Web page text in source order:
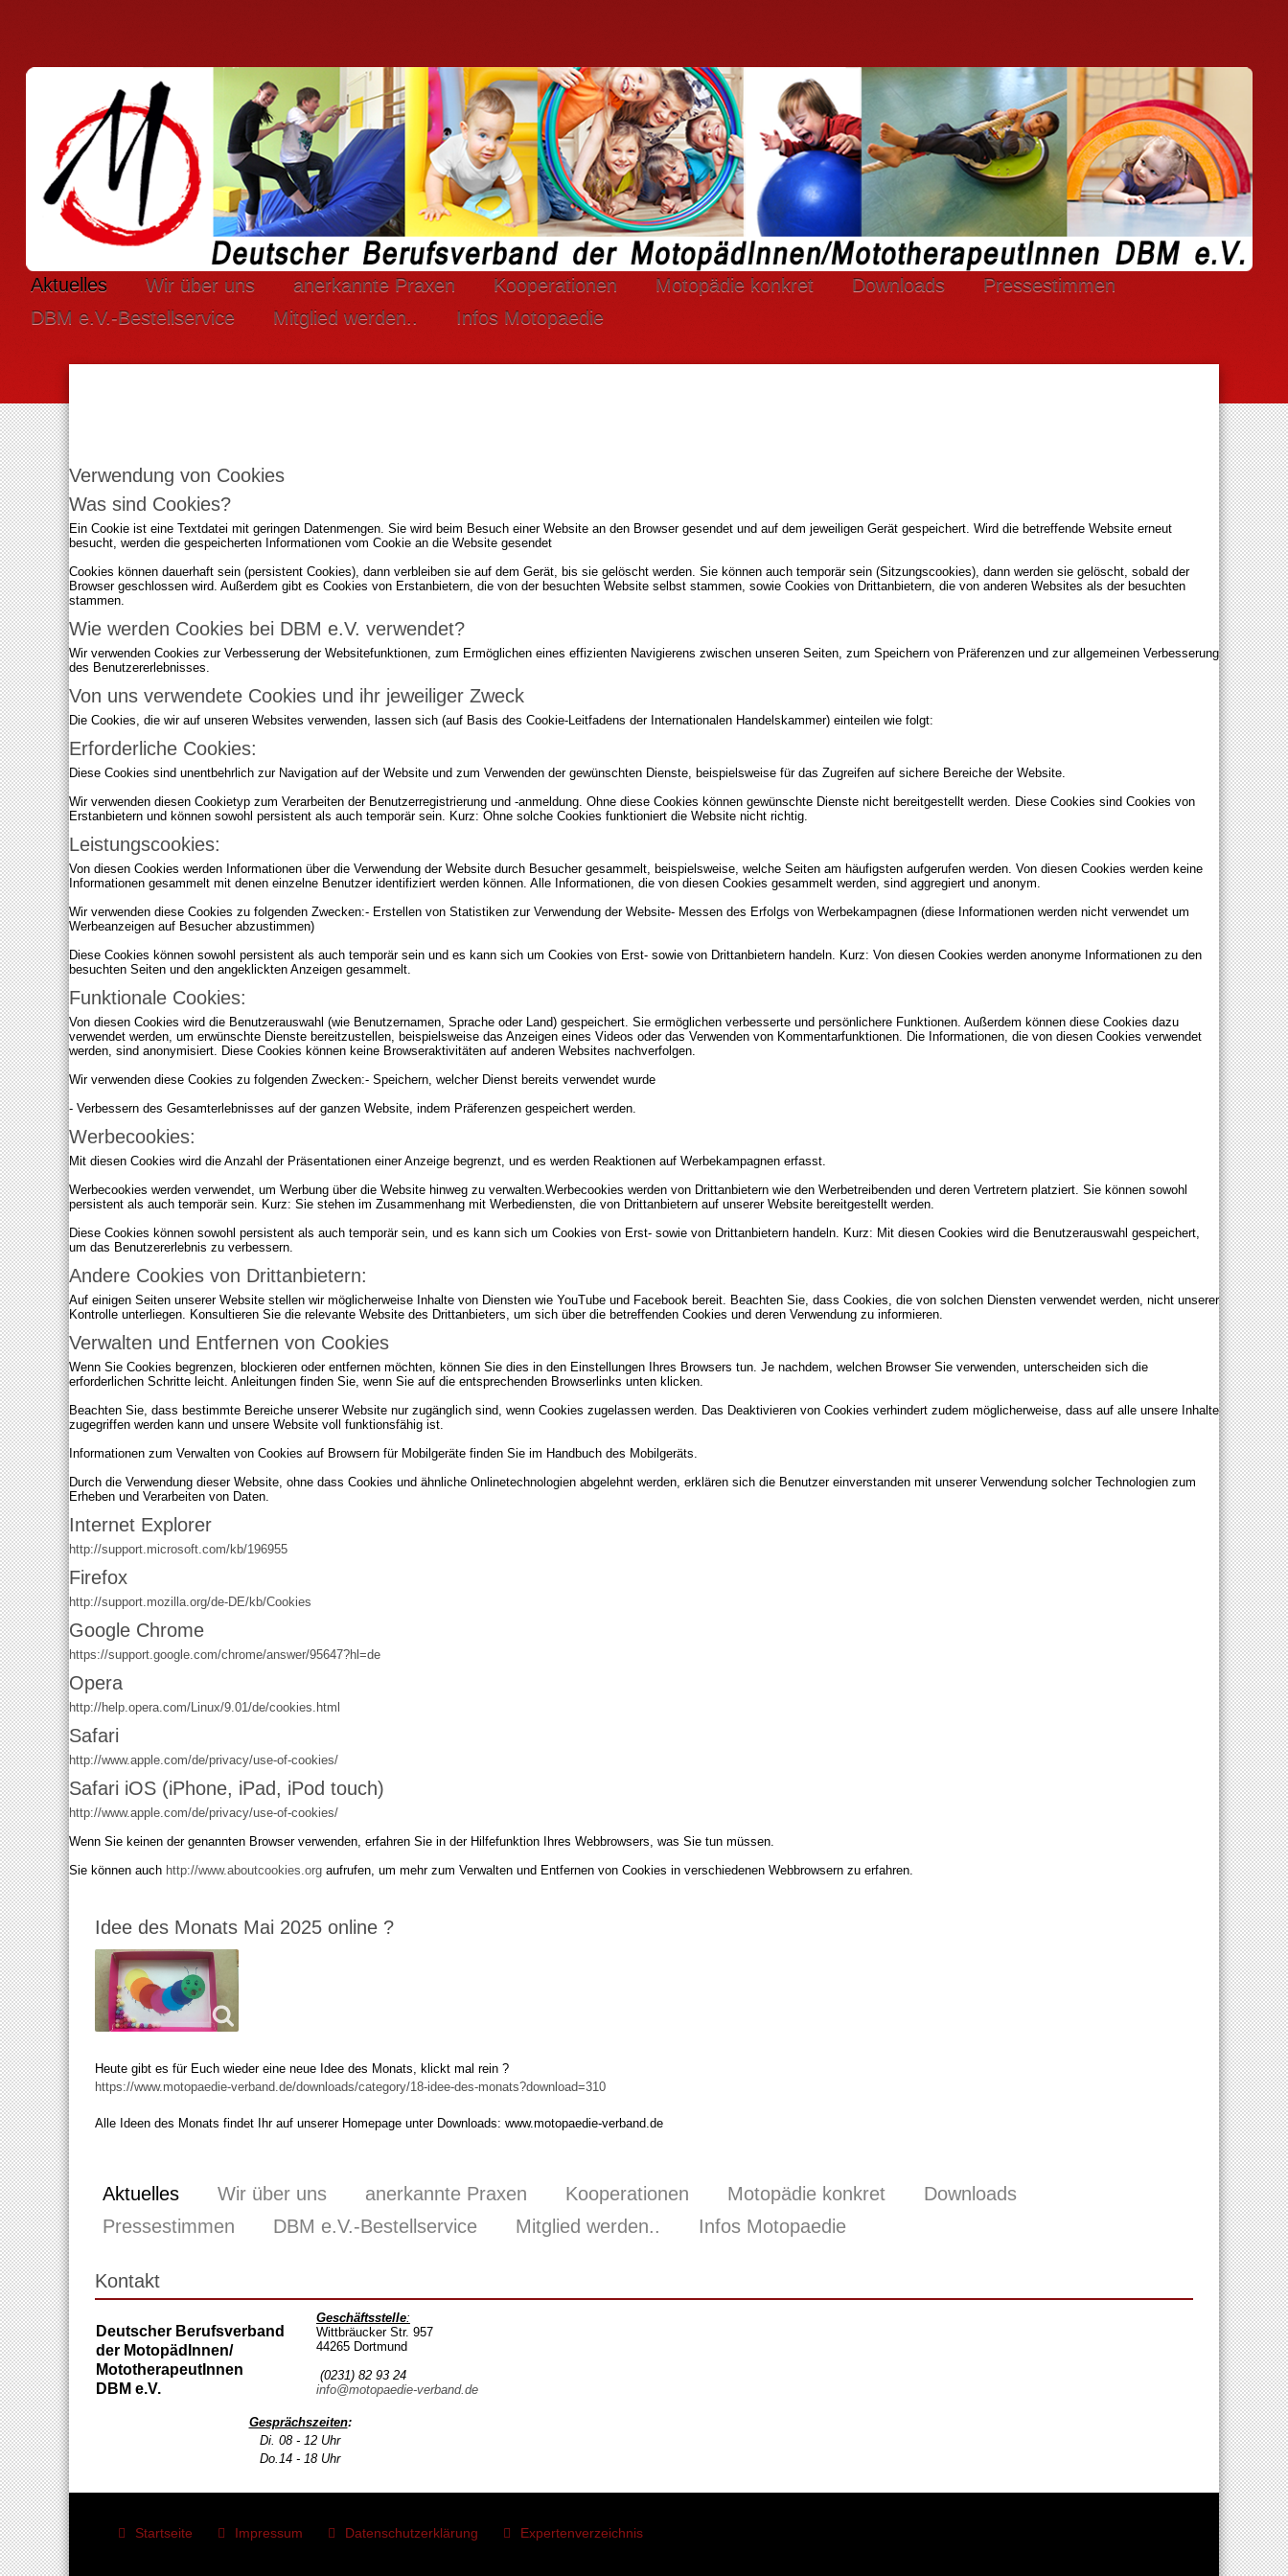
Aktuelles Wir über uns anerkannte Praxen Kooperationen Motopädie konkret Downloads
Pressestimmen
DBM e.V.-Bestellservice
Mitglied werden.. Infos Motopaedie
Verwendung von Cookies
Was sind Cookies?
Ein Cookie ist eine Textdatei mit geringen Datenmengen. Sie wird beim Besuch einer Website an den Browser gesendet und auf dem jeweiligen Gerät gespeichert. Wird die betreffende Website erneut
besucht, werden die gespeicherten Informationen vom Cookie an die Website gesendet
Cookies können dauerhaft sein (persistent Cookies), dann verbleiben sie auf dem Gerät, bis sie gelöscht werden. Sie können auch temporär sein (Sitzungscookies), dann werden sie gelöscht, sobald der
Browser geschlossen wird. Außerdem gibt es Cookies von Erstanbietern, die von der besuchten Website selbst stammen, sowie Cookies von Drittanbietern, die von anderen Websites als der besuchten
stammen.
Wie werden Cookies bei DBM e.V. verwendet?
Wir verwenden Cookies zur Verbesserung der Websitefunktionen, zum Ermöglichen eines effizienten Navigierens zwischen unseren Seiten, zum Speichern von Präferenzen und zur allgemeinen Verbesserung
des Benutzererlebnisses.
Von uns verwendete Cookies und ihr jeweiliger Zweck
Die Cookies, die wir auf unseren Websites verwenden, lassen sich (auf Basis des Cookie-Leitfadens der Internationalen Handelskammer) einteilen wie folgt:
Erforderliche Cookies:
Diese Cookies sind unentbehrlich zur Navigation auf der Website und zum Verwenden der gewünschten Dienste, beispielsweise für das Zugreifen auf sichere Bereiche der Website.
Wir verwenden diesen Cookietyp zum Verarbeiten der Benutzerregistrierung und -anmeldung. Ohne diese Cookies können gewünschte Dienste nicht bereitgestellt werden. Diese Cookies sind Cookies von
Erstanbietern und können sowohl persistent als auch temporär sein. Kurz: Ohne solche Cookies funktioniert die Website nicht richtig.
Leistungscookies:
Von diesen Cookies werden Informationen über die Verwendung der Website durch Besucher gesammelt, beispielsweise, welche Seiten am häufigsten aufgerufen werden. Von diesen Cookies werden keine
Informationen gesammelt mit denen einzelne Benutzer identifiziert werden können. Alle Informationen, die von diesen Cookies gesammelt werden, sind aggregiert und anonym.
Wir verwenden diese Cookies zu folgenden Zwecken:- Erstellen von Statistiken zur Verwendung der Website- Messen des Erfolgs von Werbekampagnen (diese Informationen werden nicht verwendet um
Werbeanzeigen auf Besucher abzustimmen)
Diese Cookies können sowohl persistent als auch temporär sein und es kann sich um Cookies von Erst- sowie von Drittanbietern handeln. Kurz: Von diesen Cookies werden anonyme Informationen zu den
besuchten Seiten und den angeklickten Anzeigen gesammelt.
Funktionale Cookies:
Von diesen Cookies wird die Benutzerauswahl (wie Benutzernamen, Sprache oder Land) gespeichert. Sie ermöglichen verbesserte und persönlichere Funktionen. Außerdem können diese Cookies dazu
verwendet werden, um erwünschte Dienste bereitzustellen, beispielsweise das Anzeigen eines Videos oder das Verwenden von Kommentarfunktionen. Die Informationen, die von diesen Cookies verwendet
werden, sind anonymisiert. Diese Cookies können keine Browseraktivitäten auf anderen Websites nachverfolgen.
Wir verwenden diese Cookies zu folgenden Zwecken:- Speichern, welcher Dienst bereits verwendet wurde
- Verbessern des Gesamterlebnisses auf der ganzen Website, indem Präferenzen gespeichert werden.
Werbecookies:
Mit diesen Cookies wird die Anzahl der Präsentationen einer Anzeige begrenzt, und es werden Reaktionen auf Werbekampagnen erfasst.
Werbecookies werden verwendet, um Werbung über die Website hinweg zu verwalten.Werbecookies werden von Drittanbietern wie den Werbetreibenden und deren Vertretern platziert. Sie können sowohl
persistent als auch temporär sein. Kurz: Sie stehen im Zusammenhang mit Werbediensten, die von Drittanbietern auf unserer Website bereitgestellt werden.
Diese Cookies können sowohl persistent als auch temporär sein, und es kann sich um Cookies von Erst- sowie von Drittanbietern handeln. Kurz: Mit diesen Cookies wird die Benutzerauswahl gespeichert,
um das Benutzererlebnis zu verbessern.
Andere Cookies von Drittanbietern:
Auf einigen Seiten unserer Website stellen wir möglicherweise Inhalte von Diensten wie YouTube und Facebook bereit. Beachten Sie, dass Cookies, die von solchen Diensten verwendet werden, nicht unserer
Kontrolle unterliegen. Konsultieren Sie die relevante Website des Drittanbieters, um sich über die betreffenden Cookies und deren Verwendung zu informieren.
Verwalten und Entfernen von Cookies
Wenn Sie Cookies begrenzen, blockieren oder entfernen möchten, können Sie dies in den Einstellungen Ihres Browsers tun. Je nachdem, welchen Browser Sie verwenden, unterscheiden sich die
erforderlichen Schritte leicht. Anleitungen finden Sie, wenn Sie auf die entsprechenden Browserlinks unten klicken.
Beachten Sie, dass bestimmte Bereiche unserer Website nur zugänglich sind, wenn Cookies zugelassen werden. Das Deaktivieren von Cookies verhindert zudem möglicherweise, dass auf alle unsere Inhalte
zugegriffen werden kann und unsere Website voll funktionsfähig ist.
Informationen zum Verwalten von Cookies auf Browsern für Mobilgeräte finden Sie im Handbuch des Mobilgeräts.
Durch die Verwendung dieser Website, ohne dass Cookies und ähnliche Onlinetechnologien abgelehnt werden, erklären sich die Benutzer einverstanden mit unserer Verwendung solcher Technologien zum
Erheben und Verarbeiten von Daten.
Internet Explorer
http://support.microsoft.com/kb/196955
Firefox
http://support.mozilla.org/de-DE/kb/Cookies
Google Chrome
https://support.google.com/chrome/answer/95647?hl=de
Opera
http://help.opera.com/Linux/9.01/de/cookies.html
Safari
http://www.apple.com/de/privacy/use-of-cookies/
Safari iOS (iPhone, iPad, iPod touch)
http://www.apple.com/de/privacy/use-of-cookies/
Wenn Sie keinen der genannten Browser verwenden, erfahren Sie in der Hilfefunktion Ihres Webbrowsers, was Sie tun müssen.
Sie können auch http://www.aboutcookies.org aufrufen, um mehr zum Verwalten und Entfernen von Cookies in verschiedenen Webbrowsern zu erfahren.
Idee des Monats Mai 2025 online ?
Heute gibt es für Euch wieder eine neue Idee des Monats, klickt mal rein ?
https://www.motopaedie-verband.de/downloads/category/18-idee-des-monats?download=310
Alle Ideen des Monats findet Ihr auf unserer Homepage unter Downloads: www.motopaedie-verband.de
Aktuelles Wir über uns anerkannte Praxen Kooperationen Motopädie konkret
Downloads
Pressestimmen
DBM e.V.-Bestellservice Mitglied werden.. Infos Motopaedie
Kontakt
Deutscher Berufsverband
der MotopädInnen/
MototherapeutInnen
DBM e.V.
Geschäftsstelle:
Wittbräucker Str. 957
44265 Dortmund
(0231) 82 93 24
info@motopaedie-verband.de
Gesprächszeiten:
Di. 08 - 12 Uhr
Do.14 - 18 Uhr
Startseite Impressum Datenschutzerklärung Expertenverzeichnis